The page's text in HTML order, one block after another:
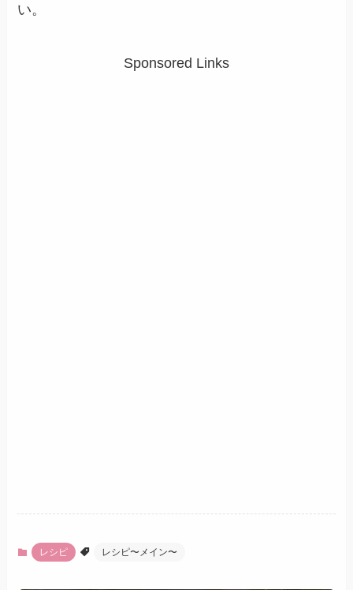
い。
Sponsored Links
レシピ レシピ〜メイン〜